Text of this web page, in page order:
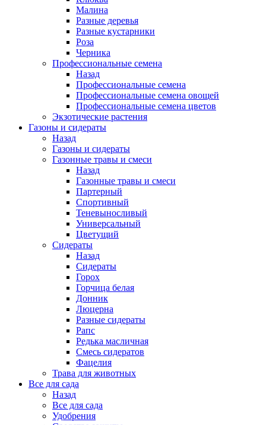
Малина
Разные деревья
Разные кустарники
Роза
Черника
Профессиональные семена
Назад
Профессиональные семена
Профессиональные семена овощей
Профессиональные семена цветов
Экзотические растения
Газоны и сидераты
Назад
Газоны и сидераты
Газонные травы и смеси
Назад
Газонные травы и смеси
Партерный
Спортивный
Теневыносливый
Универсальный
Цветущий
Сидераты
Назад
Сидераты
Горох
Горчица белая
Донник
Люцерна
Разные сидераты
Рапс
Редька масличная
Смесь сидератов
Фацелия
Трава для животных
Все для сада
Назад
Все для сада
Удобрения